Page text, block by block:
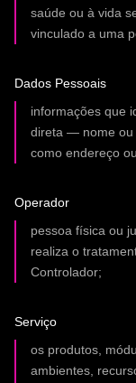
saúde ou à vida
vinculado a uma
Dados Pessoais
informações que
direta — nome ou
como endereço
Operador
pessoa física ou
realiza o
Controlador;
Serviço
os produtos,
ambientes,